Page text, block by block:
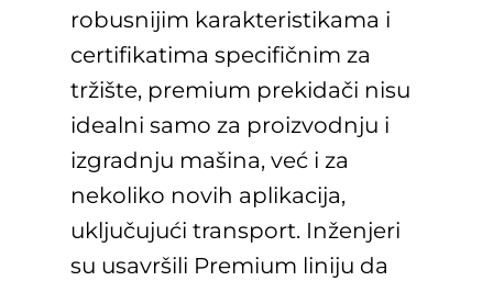
robusnijim karakteristikama i
certifikatima specifičnim za
tržište, premium prekidači nisu
idealni samo za proizvodnju i
izgradnju mašina, već i za
nekoliko novih aplikacija,
uključujući transport. Inženjeri
su usavršili Premium liniju da